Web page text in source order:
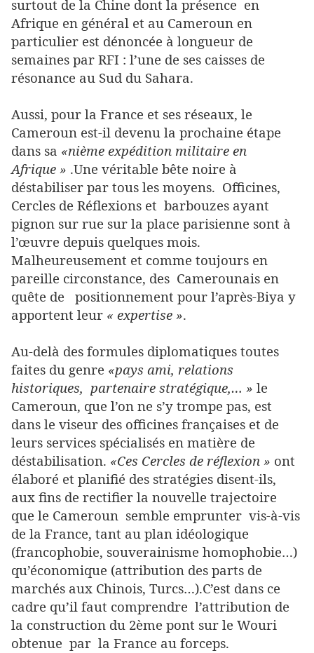
surtout de la Chine dont la présence en
Afrique en général et au Cameroun en
particulier est dénoncée à longueur de
semaines par RFI : l’une de ses caisses de
résonance au Sud du Sahara.
Aussi, pour la France et ses réseaux, le
Cameroun est-il devenu la prochaine étape
dans sa «nième expédition militaire en
Afrique » .Une véritable bête noire à
déstabiliser par tous les moyens. Officines,
Cercles de Réflexions et barbouzes ayant
pignon sur rue sur la place parisienne sont à
l’œuvre depuis quelques mois.
Malheureusement et comme toujours en
pareille circonstance, des Camerounais en
quête de positionnement pour l’après-Biya y
apportent leur « expertise ».
Au-delà des formules diplomatiques toutes
faites du genre «pays ami, relations
historiques, partenaire stratégique,… » le
Cameroun, que l’on ne s’y trompe pas, est
dans le viseur des officines françaises et de
leurs services spécialisés en matière de
déstabilisation. «Ces Cercles de réflexion » ont
élaboré et planifié des stratégies disent-ils,
aux fins de rectifier la nouvelle trajectoire
que le Cameroun semble emprunter vis-à-vis
de la France, tant au plan idéologique
(francophobie, souverainisme homophobie…)
qu’économique (attribution des parts de
marchés aux Chinois, Turcs…).C’est dans ce
cadre qu’il faut comprendre l’attribution de
la construction du 2ème pont sur le Wouri
obtenue par la France au forceps.